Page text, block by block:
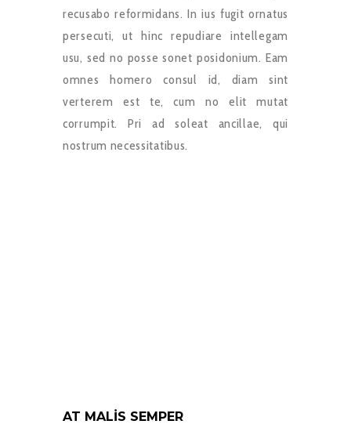
recusabo reformidans. In ius fugit ornatus
persecuti, ut hinc repudiare intellegam
usu, sed no posse sonet posidonium. Eam
omnes homero consul id, diam sint
verterem est te, cum no elit mutat
corrumpit. Pri ad soleat ancillae, qui
nostrum necessitatibus.
AT MALIS SEMPER